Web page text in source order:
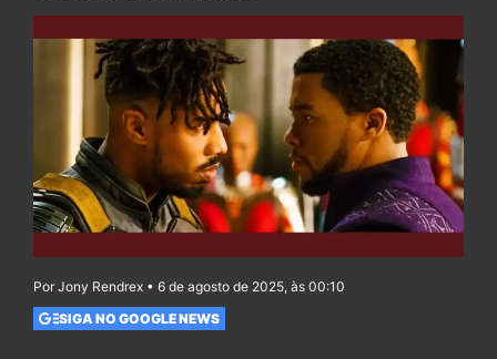
Por Jony Rendrex • 6 de agosto de 2025, às 00:10
SIGA NO GOOGLE NEWS